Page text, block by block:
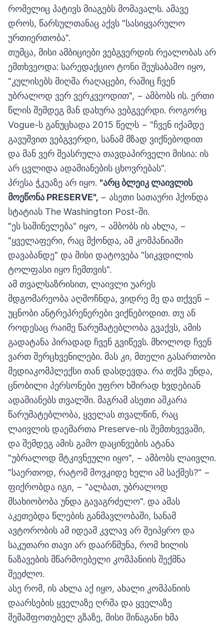
რომელიც პატივს მიაგებს მომავალს. ამავე
დროს, წარსულთანაც აქვს "სასიყვარულო
ურთიერთობა".
თუმცა, მისი ამბიციები ვებგვერდის რეალობას არ
ემთხვეოდა: სარედაქციო ტონი შეუსაბამო იყო,
"კულისებს მიღმა რაღაცები, რაშიც ჩვენ
უბრალოდ ვერ ვერკვეოდით", − ამბობს ის. ერთი
წლის შემდეგ მან დახურა ვებგვერდი. როგორც
Vogue-ს განუცხადა 2015 წელს − "ჩვენ იქამდე
გავუშვით ვებგვერდი, სანამ მზად ვიქნებოდით
და მან ვერ შეასრულა თავდაპირველი მისია: ის
არ ცვლიდა ადამიანების ცხოვრებას".
პრესა ჭკუაზე არ იყო. "არც ბლეიკ ლაივლის
მოეწონა PRESERVE", − ასეთი სათაური ჰქონდა
სტატიას The Washington Post-ში.
"ეს საშინელება" იყო, − ამბობს ის ახლა, −
"ყველაფერი, რაც მქონდა, ამ კომპანიაში
დავაბანდე" და მისი დატოვება "სიკვდილის
ტოლფასი იყო ჩემთვის".
ამ თვალსაზრისით, ლაივლი უარეს
მდგომარეობა აღმოჩნდა, ვიდრე მე და თქვენ −
უცნობი ანტრეპრენერები ვიქნებოდით. თუ ან
როდესაც რაიმე წარუმატებლობა გვაქვს, ამის
გადატანა პირადად ჩვენ გვიწევს. მხოლოდ ჩვენ
ვართ შერცხვენილები. მას კი, მთელი გასართობი
მედიაკომპლექსი თან დასდევდა. რა თქმა უნდა,
ცნობილი პერსონები უფრო ხშირად ხვდებიან
ადამიანებს თვალში. მაგრამ ასეთი აშკარა
წარუმატებლობა, ყველას თვალწინ, რაც
ლაივლის დაემართა Preserve-ის შემთხვევაში,
და შემდეგ ამის გამო დაცინვების ატანა
"უბრალოდ მტკივნეული იყო", − ამბობს ლაივლი.
"საერთოდ, რატომ მოვკიდე ხელი ამ საქმეს?" −
ფიქრობდა იგი, − "ალბათ, უბრალოდ
მსახიობობა უნდა გავაგრძელო". და ამას
აკეთებდა წლების განმავლობაში, სანამ
ავტორობის ამ იდეამ კვლავ არ შეიპყრო და
საკუთარი თავი არ დაარწმუნა, რომ ხილის
ნაზავების მწარმოებელი კომპანიის შექმნა
შეეძლო.
ასე რომ, ის ახლა აქ იყო, ახალი კომპანიის
დაარსების ყველაზე ღრმა და ყველაზე
შემაშფოთებელ გზაზე, მისი შინაგანი ხმა